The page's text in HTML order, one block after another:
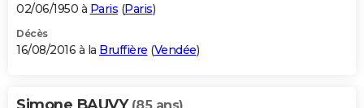
02/06/1950 à Paris (Paris)
Décès
16/08/2016 à la Bruffière (Vendée)